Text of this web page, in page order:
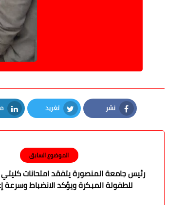
نشر
Facebook
تغريد
Twitter
الموضوع السابق
رئيس جامعة المنصورة يتفقد امتحانات كليتي
للطفولة المبكرة ويؤكد الانضباط وسرعة